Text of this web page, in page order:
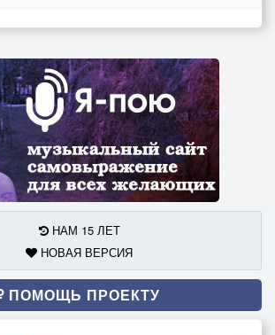
НАМ 15 ЛЕТ
НОВАЯ ВЕРСИЯ
ПОМОЩЬ ПРОЕКТУ